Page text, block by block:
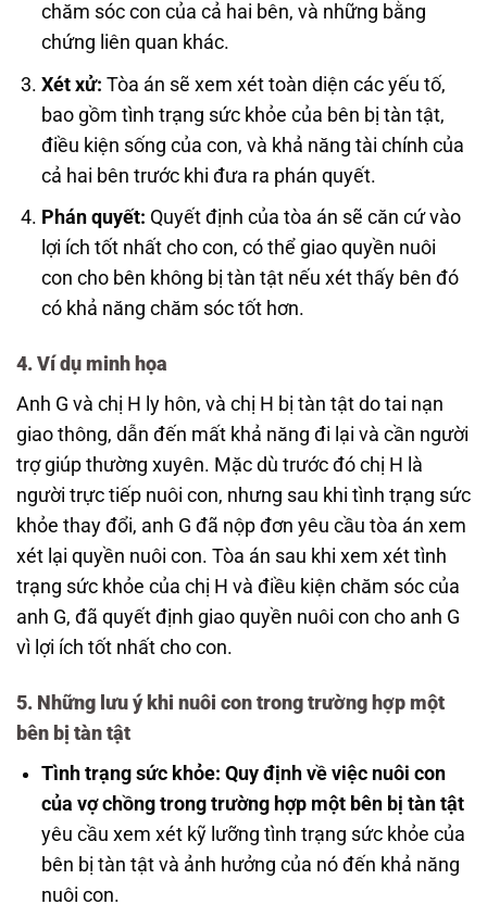
chăm sóc con của cả hai bên, và những bằng
chứng liên quan khác.
Xét xử: Tòa án sẽ xem xét toàn diện các yếu tố,
bao gồm tình trạng sức khỏe của bên bị tàn tật,
điều kiện sống của con, và khả năng tài chính của
cả hai bên trước khi đưa ra phán quyết.
Phán quyết: Quyết định của tòa án sẽ căn cứ vào
lợi ích tốt nhất cho con, có thể giao quyền nuôi
con cho bên không bị tàn tật nếu xét thấy bên đó
có khả năng chăm sóc tốt hơn.
4. Ví dụ minh họa
Anh G và chị H ly hôn, và chị H bị tàn tật do tai nạn
giao thông, dẫn đến mất khả năng đi lại và cần người
trợ giúp thường xuyên. Mặc dù trước đó chị H là
người trực tiếp nuôi con, nhưng sau khi tình trạng sức
khỏe thay đổi, anh G đã nộp đơn yêu cầu tòa án xem
xét lại quyền nuôi con. Tòa án sau khi xem xét tình
trạng sức khỏe của chị H và điều kiện chăm sóc của
anh G, đã quyết định giao quyền nuôi con cho anh G
vì lợi ích tốt nhất cho con.
5. Những lưu ý khi nuôi con trong trường hợp một
bên bị tàn tật
Tình trạng sức khỏe: Quy định về việc nuôi con
của vợ chồng trong trường hợp một bên bị tàn tật
yêu cầu xem xét kỹ lưỡng tình trạng sức khỏe của
bên bị tàn tật và ảnh hưởng của nó đến khả năng
nuôi con.